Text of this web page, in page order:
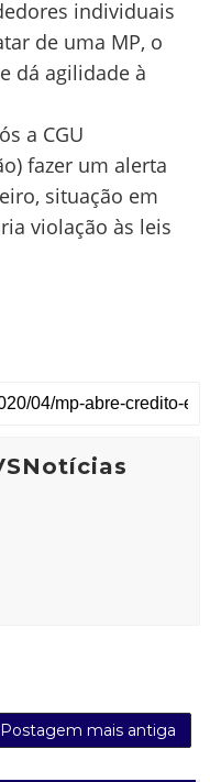
individuais
de uma MP, o
dá agilidade à
a CGU
fazer um alerta
situação em
violação às leis
Postagem mais antiga